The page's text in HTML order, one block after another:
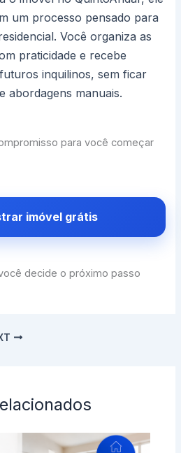
um processo pensado para
Você organiza as
praticidade e recebe
inquilinos, sem ficar
abordagens manuais.
para você começar
imóvel grátis
decide o próximo passo